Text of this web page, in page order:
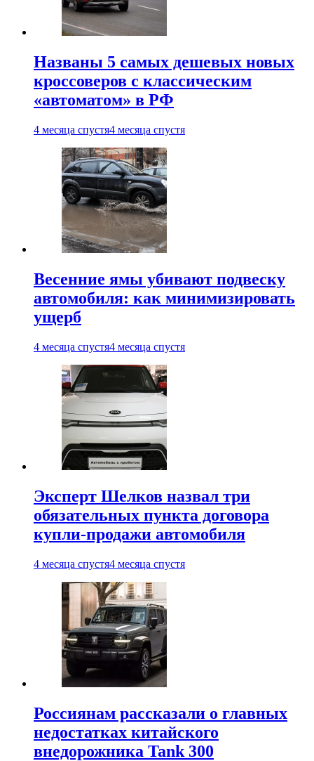
Названы 5 самых дешевых новых
кроссоверов с классическим
«автоматом» в РФ
4 месяца спустя4 месяца спустя
Весенние ямы убивают подвеску
автомобиля: как минимизировать
ущерб
4 месяца спустя4 месяца спустя
Эксперт Шелков назвал три
обязательных пункта договора
купли-продажи автомобиля
4 месяца спустя4 месяца спустя
Россиянам рассказали о главных
недостатках китайского
внедорожника Tank 300